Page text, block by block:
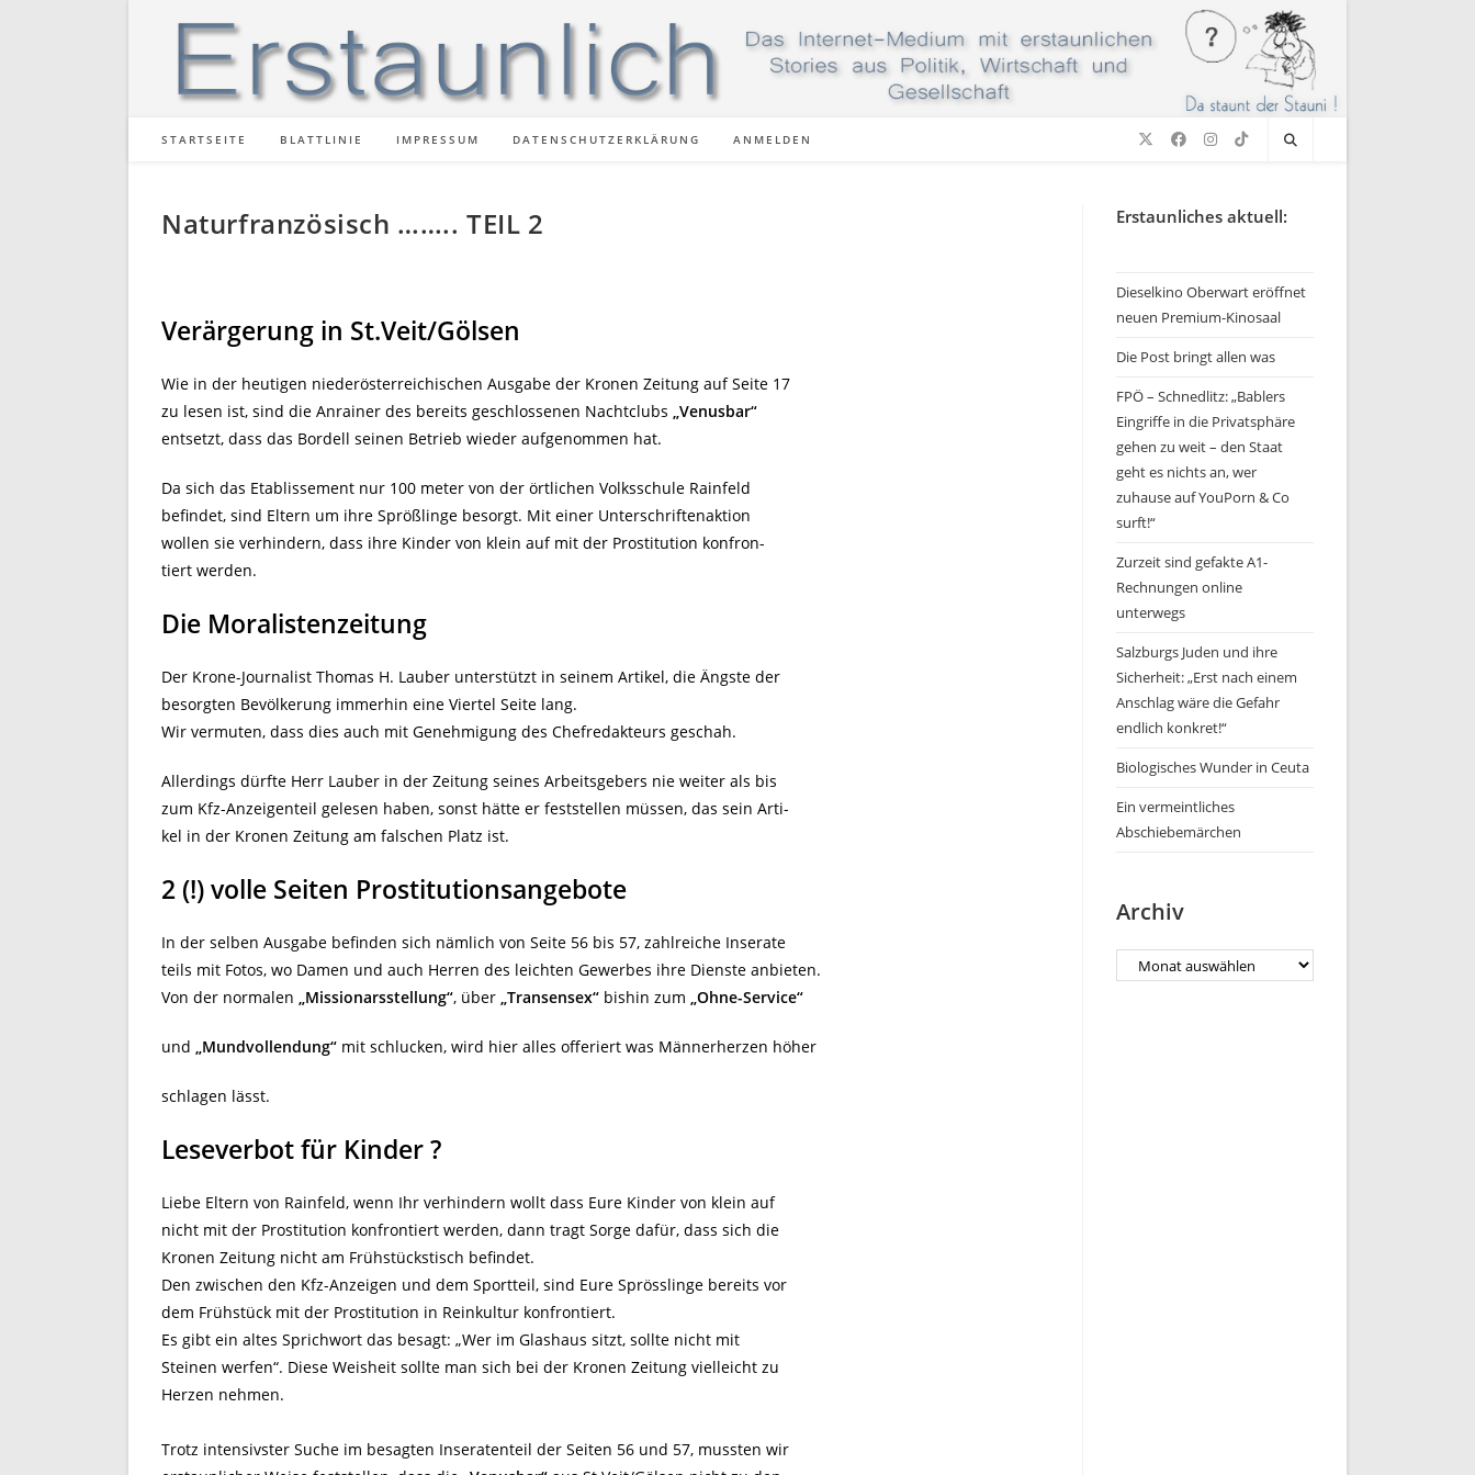
STARTSEITE BLATTLINIE IMPRESSUM DATENSCHUTZERKLÄRUNG ANMELDEN
Naturfranzösisch …….. TEIL 2
Verärgerung in St.Veit/Gölsen
Wie in der heutigen niederösterreichischen Ausgabe der Kronen Zeitung auf Seite 17
zu lesen ist, sind die Anrainer des bereits geschlossenen Nachtclubs „Venusbar“
entsetzt, dass das Bordell seinen Betrieb wieder aufgenommen hat.
Da sich das Etablissement nur 100 meter von der örtlichen Volksschule Rainfeld
befindet, sind Eltern um ihre Sprößlinge besorgt. Mit einer Unterschriftenaktion
wollen sie verhindern, dass ihre Kinder von klein auf mit der Prostitution konfron-
tiert werden.
Die Moralistenzeitung
Der Krone-Journalist Thomas H. Lauber unterstützt in seinem Artikel, die Ängste der
besorgten Bevölkerung immerhin eine Viertel Seite lang.
Wir vermuten, dass dies auch mit Genehmigung des Chefredakteurs geschah.
Allerdings dürfte Herr Lauber in der Zeitung seines Arbeitsgebers nie weiter als bis
zum Kfz-Anzeigenteil gelesen haben, sonst hätte er feststellen müssen, das sein Arti-
kel in der Kronen Zeitung am falschen Platz ist.
2 (!) volle Seiten Prostitutionsangebote
In der selben Ausgabe befinden sich nämlich von Seite 56 bis 57, zahlreiche Inserate
teils mit Fotos, wo Damen und auch Herren des leichten Gewerbes ihre Dienste anbieten.
Von der normalen „Missionarsstellung“, über „Transensex“ bishin zum „Ohne-Service“
und „Mundvollendung“ mit schlucken, wird hier alles offeriert was Männerherzen höher
schlagen lässt.
Leseverbot für Kinder ?
Liebe Eltern von Rainfeld, wenn Ihr verhindern wollt dass Eure Kinder von klein auf
nicht mit der Prostitution konfrontiert werden, dann tragt Sorge dafür, dass sich die
Kronen Zeitung nicht am Frühstückstisch befindet.
Den zwischen den Kfz-Anzeigen und dem Sportteil, sind Eure Sprösslinge bereits vor
dem Frühstück mit der Prostitution in Reinkultur konfrontiert.
Es gibt ein altes Sprichwort das besagt: „Wer im Glashaus sitzt, sollte nicht mit
Steinen werfen“. Diese Weisheit sollte man sich bei der Kronen Zeitung vielleicht zu
Herzen nehmen.
Trotz intensivster Suche im besagten Inseratenteil der Seiten 56 und 57, mussten wir
Erstaunliches aktuell:
Dieselkino Oberwart eröffnet
neuen Premium-Kinosaal
Die Post bringt allen was
FPÖ – Schnedlitz: „Bablers
Eingriffe in die Privatsphäre
gehen zu weit – den Staat
geht es nichts an, wer
zuhause auf YouPorn & Co
surft!“
Zurzeit sind gefakte A1-
Rechnungen online
unterwegs
Salzburgs Juden und ihre
Sicherheit: „Erst nach einem
Anschlag wäre die Gefahr
endlich konkret!“
Biologisches Wunder in Ceuta
Ein vermeintliches
Abschiebemärchen
Archiv
Archiv